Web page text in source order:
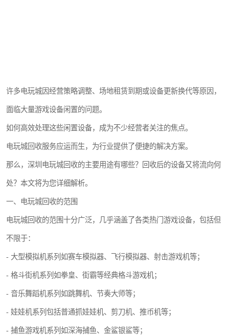
许多电玩城因经营策略调整、场地租赁到期或设备更新换代等原因，
面临大量游戏设备闲置的问题。
如何高效处理这些闲置设备，成为不少经营者关注的焦点。
电玩城回收服务应运而生，为行业提供了便捷的解决方案。
那么，深圳电玩城回收的主要用途有哪些？回收后的设备又将流向何
处？本文将为您详细解析。
一、电玩城回收的范围
电玩城回收的范围十分广泛，几乎涵盖了各类热门游戏设备，包括但
不限于：
- 大型模拟机系列如赛车模拟器、飞行模拟器、射击游戏机等；
- 格斗街机系列如拳皇、街霸等经典格斗游戏机；
- 音乐舞蹈机系列如跳舞机、节奏大师等；
- 娃娃机系列包括普通抓娃娃机、剪刀机、推币机等；
- 捕鱼游戏机系列如深海捕鱼、金鲨银鲨等；